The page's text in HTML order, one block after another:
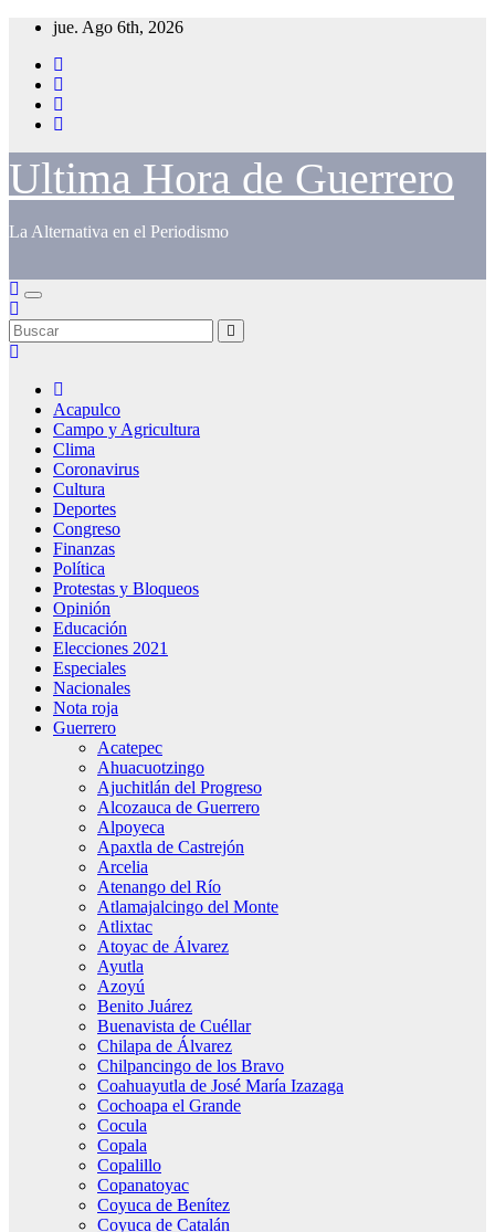
Saltar
contenido
jue. Ago 6th, 2026
Ultima Hora de Guerrero
La Alternativa en el Periodismo
Acapulco
Campo y Agricultura
Clima
Coronavirus
Cultura
Deportes
Congreso
Finanzas
Política
Protestas y Bloqueos
Opinión
Educación
Elecciones 2021
Especiales
Nacionales
Nota roja
Guerrero
Acatepec
Ahuacuotzingo
Ajuchitlán del Progreso
Alcozauca de Guerrero
Alpoyeca
Apaxtla de Castrejón
Arcelia
Atenango del Río
Atlamajalcingo del Monte
Atlixtac
Atoyac de Álvarez
Ayutla
Azoyú
Benito Juárez
Buenavista de Cuéllar
Chilapa de Álvarez
Chilpancingo de los Bravo
Coahuayutla de José María Izazaga
Cochoapa el Grande
Cocula
Copala
Copalillo
Copanatoyac
Coyuca de Benítez
Coyuca de Catalán